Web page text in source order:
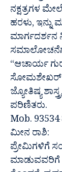
ನಕ್ಷತ್ರಗಳ
ಹರಳು, ಇನ್ನು
ಮಾರ್ಗದರ್ಶನ
“ಆಚಾರ್ಯ
ಸೋಮಶೇಖರ್
ಜ್ಯೋತಿಷ್ಯ
ಪರಿಣಿತರು.
Mob. 93534
ಮೀನ ರಾಶಿ:
ಪ್ರೇಮಿಗಳಿಗೆ
ಮಾಡುವವರಿಗೆ